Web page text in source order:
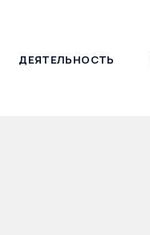
ДЕЯТЕЛЬНОСТЬ